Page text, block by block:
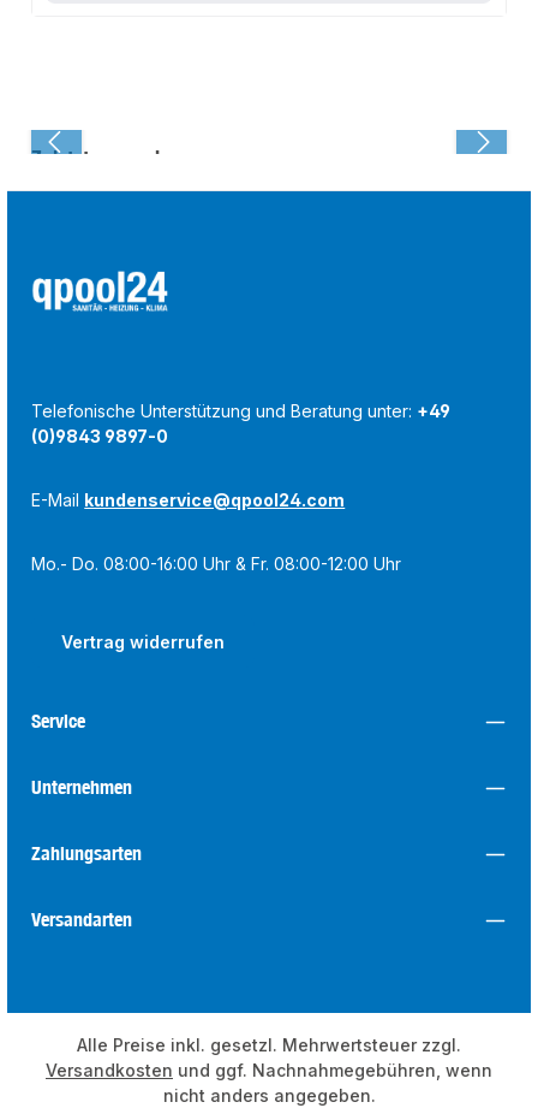
Zuletzt angesehen:
Telefonische Unterstützung und Beratung unter: +49
(0)9843 9897-0
E-Mail kundenservice@qpool24.com
Mo.- Do. 08:00-16:00 Uhr & Fr. 08:00-12:00 Uhr
Vertrag widerrufen
Service
Unternehmen
Zahlungsarten
Versandarten
Alle Preise inkl. gesetzl. Mehrwertsteuer zzgl.
Versandkosten und ggf. Nachnahmegebühren, wenn
nicht anders angegeben.